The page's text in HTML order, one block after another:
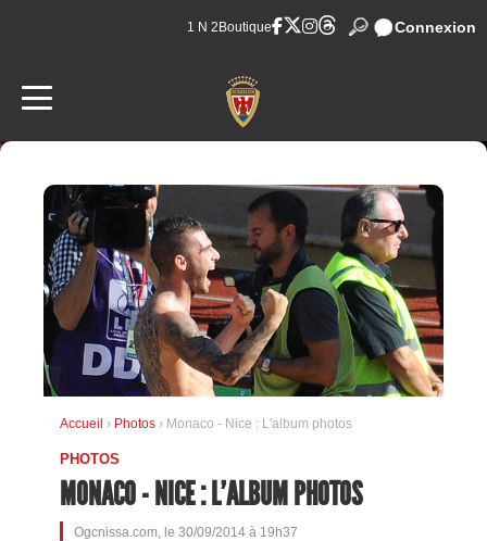
1 N 2 Boutique Connexion
Accueil › Photos › Monaco - Nice : L'album photos
PHOTOS
MONACO - NICE : L'ALBUM PHOTOS
Ogcnissa.com, le 30/09/2014 à 19h37